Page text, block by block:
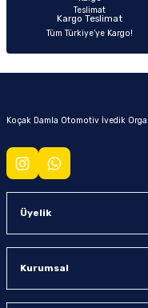
Kargo Teslimat
Tüm Türkiye’ye Kargo!
Koçak Damla Otomotiv İvedik
Üyelik
Kurumsal